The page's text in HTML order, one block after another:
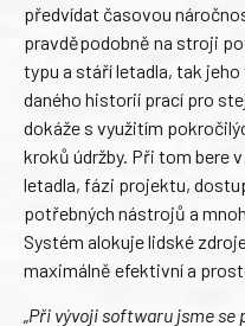
předvídat časovou
pravděpodobně na stroji
typu a stáří letadla, tak
daného historií prací pro
dokáže s využitím
kroků údržby. Při tom bere
letadla, fázi projektu,
potřebných nástrojů a
Systém alokuje lidské
maximálně efektivní a
„Při vývoji softwaru jsme